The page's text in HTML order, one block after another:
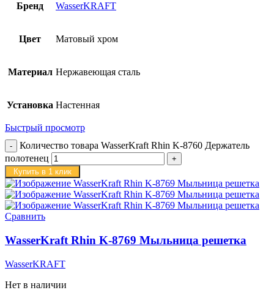
Бренд WasserKRAFT
Цвет Матовый хром
Материал Нержавеющая сталь
Установка Настенная
Быстрый просмотр
Количество товара WasserKraft Rhin K-8760 Держатель
полотенец
Купить в 1 клик
Сравнить
WasserKraft Rhin K-8769 Мыльница решетка
WasserKRAFT
Нет в наличии